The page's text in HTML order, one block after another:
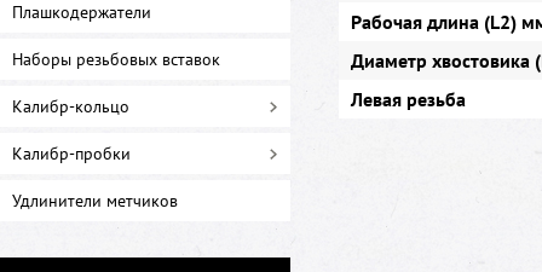
Плашкодержатели
Наборы резьбовых вставок
Калибр-кольцо
Калибр-пробки
Удлинители метчиков
Рабочая длина (L2)
Диаметр хвостовика
Левая резьба